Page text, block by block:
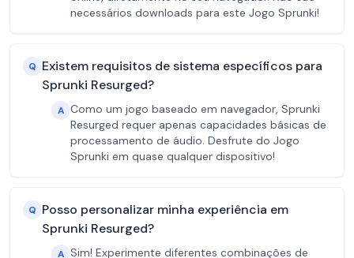
necessários downloads para este Jogo Sprunki!
Q Existem requisitos de sistema específicos para
Sprunki Resurged?
A Como um jogo baseado em navegador, Sprunki
Resurged requer apenas capacidades básicas de
processamento de áudio. Desfrute do Jogo
Sprunki em quase qualquer dispositivo!
Q Posso personalizar minha experiência em
Sprunki Resurged?
A Sim! Experimente diferentes combinações de